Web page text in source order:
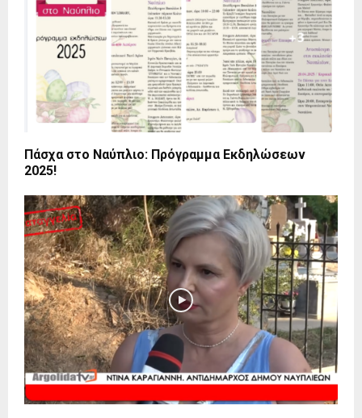
Πάσχα στο Ναύπλιο: Πρόγραμμα Εκδηλώσεων
2025!